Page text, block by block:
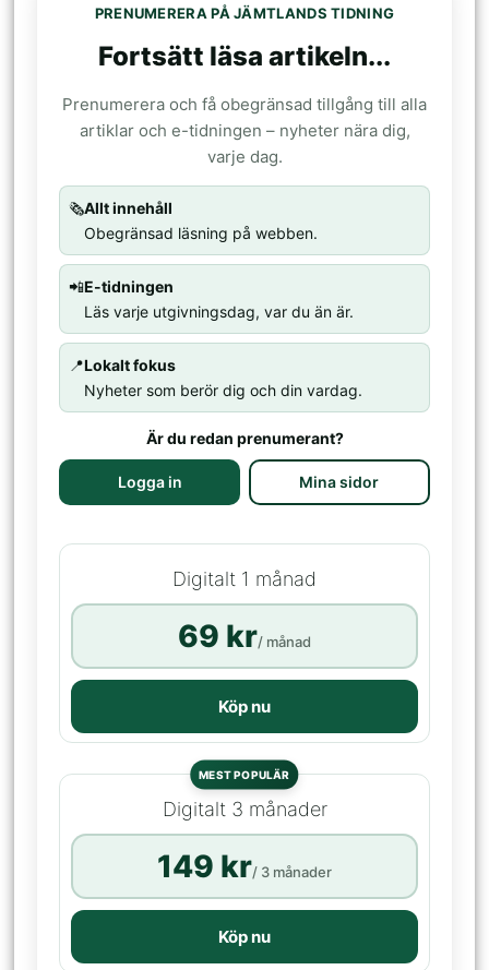
PRENUMERERA PÅ JÄMTLANDS TIDNING
Fortsätt läsa artikeln...
Prenumerera och få obegränsad tillgång till alla
artiklar och e-tidningen – nyheter nära dig,
varje dag.
🗞️Allt innehåll
Obegränsad läsning på webben.
📲E-tidningen
Läs varje utgivningsdag, var du än är.
📍Lokalt fokus
Nyheter som berör dig och din vardag.
Är du redan prenumerant?
Logga in Mina sidor
Digitalt 1 månad
69 kr/ månad
Köp nu
MEST POPULÄR
Digitalt 3 månader
149 kr/ 3 månader
Köp nu